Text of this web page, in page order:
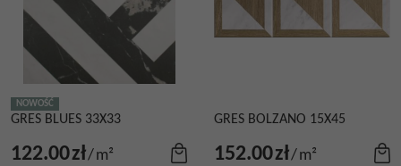
NOWOŚĆ
GRES BLUES 33X33
122.00zł/m²
GRES BOLZANO 15X45
152.00zł/m²